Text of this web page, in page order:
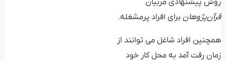
قرآن‌پژوهان برای افراد پرمشغله.
همچنین افراد شاغل می توانند از
زمان رفت آمد به محل کار خود